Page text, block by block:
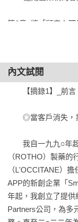
問題，而非打敗競
「讓客戶重新回到
做好可一點都不容易
於經營管理與組織
醒都非常實用。」
第2章  將「顧客心
        管理標的與財務表現脫節
        客戶心理與行動之間的關係未被視覺化
        經營管理隨客戶而持續不斷變化
        何謂經營管理的理想狀態？
        跨部門橫向協調的必要性
第3章  基礎篇 規畫
    3-1客戶分類：TAM客戶數、五區間
        管理標的存在於單一個人與不特定多數之間
內文試閱
【摘錄1】_前言
◎當客戶消失，
我自一九九○年起
（ROTHO）製藥
（L'OCCITANE）
APP的新創企業「
年起，我創立了提
Partners公司，為多